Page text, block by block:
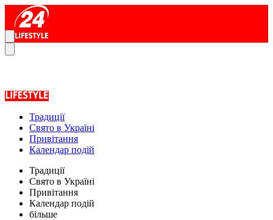
Традиції
Свято в Україні
Привітання
Календар подій
Традиції
Свято в Україні
Привітання
Календар подій
більше